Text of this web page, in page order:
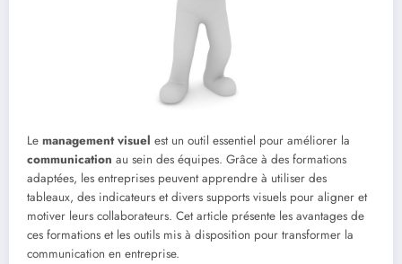
Le management visuel est un outil essentiel pour améliorer la
communication au sein des équipes. Grâce à des formations
adaptées, les entreprises peuvent apprendre à utiliser des
tableaux, des indicateurs et divers supports visuels pour aligner et
motiver leurs collaborateurs. Cet article présente les avantages de
ces formations et les outils mis à disposition pour transformer la
communication en entreprise.